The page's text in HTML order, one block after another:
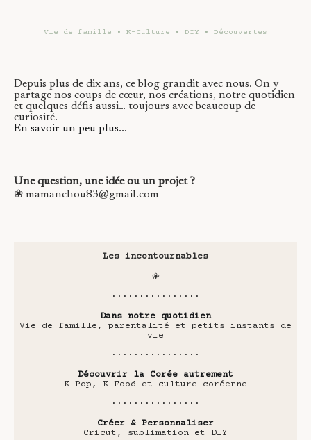
Vie de famille • K-Culture • DIY • Découvertes
Depuis plus de dix ans, ce blog grandit avec nous. On y
partage nos coups de cœur, nos créations, notre quotidien
et quelques défis aussi… toujours avec beaucoup de
curiosité.
En savoir un peu plus...
Une question, une idée ou un projet ?
❀ mamanchou83@gmail.com
Les incontournables
❀
················
Dans notre quotidien
Vie de famille, parentalité et petits instants de
vie
················
Découvrir la Corée autrement
K-Pop, K-Food et culture coréenne
················
Créer & Personnaliser
Cricut, sublimation et DIY